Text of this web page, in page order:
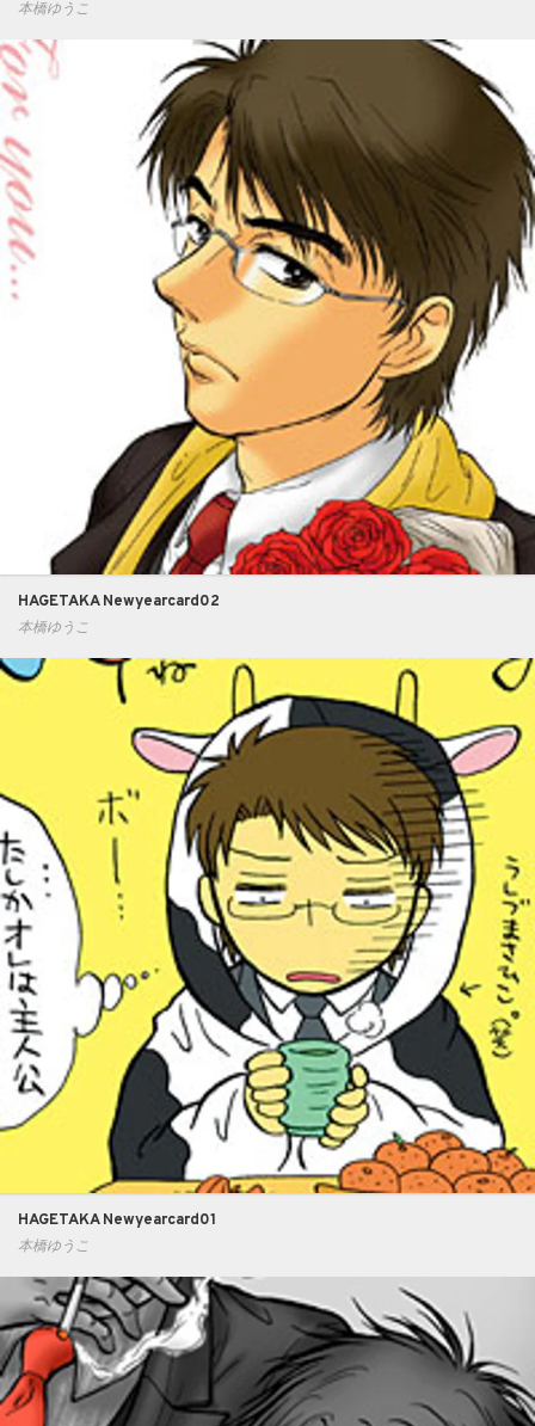
本橋ゆうこ
HAGETAKA Newyearcard02
本橋ゆうこ
HAGETAKA Newyearcard01
本橋ゆうこ